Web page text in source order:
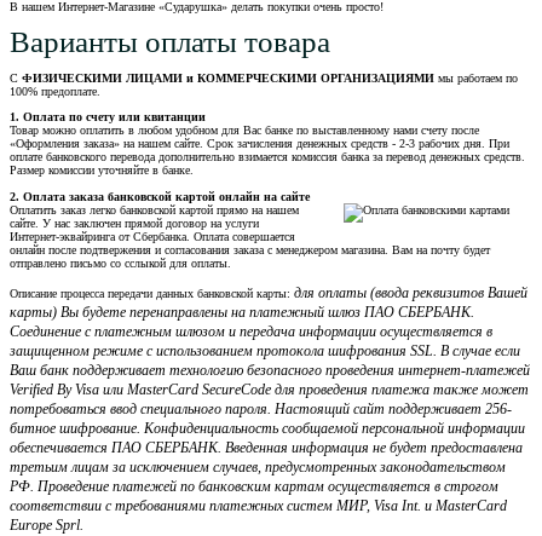
В нашем Интернет-Магазине «Сударушка» делать покупки очень просто!
Варианты оплаты товара
С ФИЗИЧЕСКИМИ ЛИЦАМИ и КОММЕРЧЕСКИМИ ОРГАНИЗАЦИЯМИ мы работаем по
100% предоплате.
1. Оплата по счету или квитанции
Товар можно оплатить в любом удобном для Вас банке по выставленному нами счету после
«Оформления заказа» на нашем сайте. Срок зачисления денежных средств - 2-3 рабочих дня. При
оплате банковского перевода дополнительно взимается комиссия банка за перевод денежных средств.
Размер комиссии уточняйте в банке.
2. Оплата заказа банковской картой онлайн на сайте
Оплатить заказ легко банковской картой прямо на нашем
сайте. У нас заключен прямой договор на услуги
Интернет-эквайринга от Сбербанка. Оплата совершается
онлайн после подтвержения и согласования заказа с менеджером магазина. Вам на почту будет
отправлено письмо со сслыкой для оплаты.
Описание процесса передачи данных банковской карты: для оплаты (ввода реквизитов Вашей
карты) Вы будете перенаправлены на платежный шлюз ПАО СБЕРБАНК.
Соединение с платежным шлюзом и передача информации осуществляется в
защищенном режиме с использованием протокола шифрования SSL. В случае если
Ваш банк поддерживает технологию безопасного проведения интернет-платежей
Verified By Visa или MasterCard SecureCode для проведения платежа также может
потребоваться ввод специального пароля. Настоящий сайт поддерживает 256-
битное шифрование. Конфиденциальность сообщаемой персональной информации
обеспечивается ПАО СБЕРБАНК. Введенная информация не будет предоставлена
третьим лицам за исключением случаев, предусмотренных законодательством
РФ. Проведение платежей по банковским картам осуществляется в строгом
соответствии с требованиями платежных систем МИР, Visa Int. и MasterCard
Europe Sprl.